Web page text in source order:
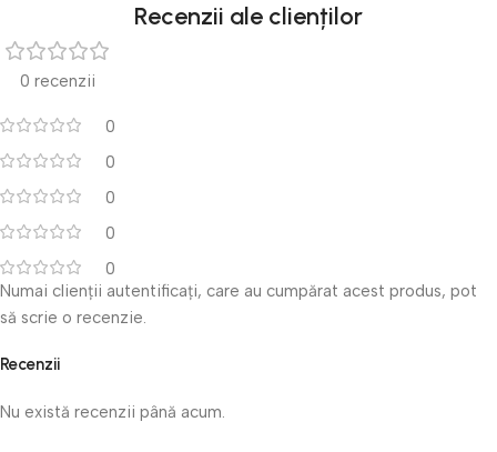
Recenzii ale clienților
0 recenzii
0
0
0
0
0
Recenzii
Nu există recenzii până acum.
Numai clienții autentificați, care au cumpărat acest produs, pot
să scrie o recenzie.